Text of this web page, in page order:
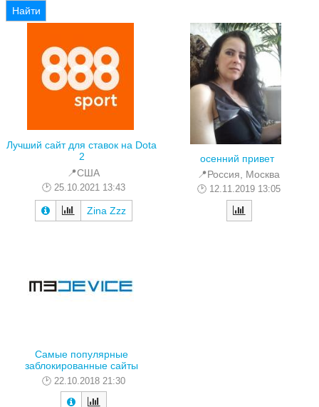
Найти
Лучший сайт для ставок на Dota
2
📍США
25.10.2021 13:43
Zina Zzz
осенний привет
📍Россия, Москва
12.11.2019 13:05
Самые популярные
заблокированные сайты
22.10.2018 21:30